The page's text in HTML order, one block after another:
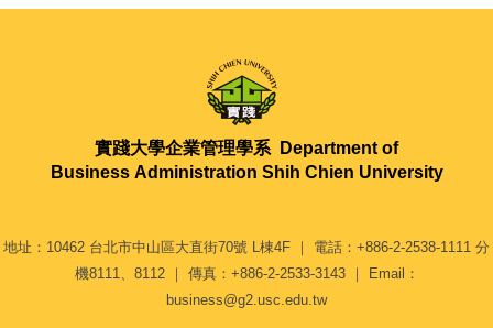
實踐大學企業管理學系
Department of
Business Administration Shih Chien University
地址：10462 台北市中山區大直街70號 L棟4F ｜ 電話：+886-2-2538-1111 分
機8111、8112 ｜ 傳真：+886-2-2533-3143 ｜ Email：
business@g2.usc.edu.tw